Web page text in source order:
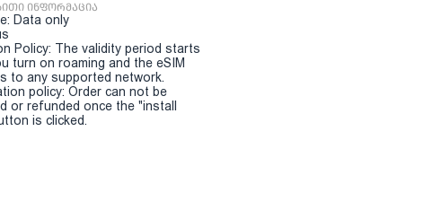
ინფორმაცია
Data only
Policy: The validity period starts
turn on roaming and the eSIM
to any supported network.
policy: Order can not be
or refunded once the "install
is clicked.